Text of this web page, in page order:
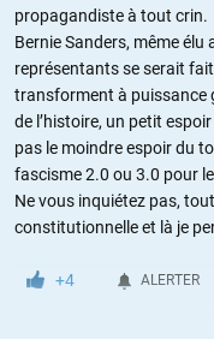
propagandiste à tout crin.
Bernie Sanders, même
représentants se serait
transforment à puissance
de l’histoire, un petit
pas le moindre espoir du
fascisme 2.0 ou 3.0 pour
Ne vous inquiétez pas,
constitutionnelle et là je
+4 ALERTER